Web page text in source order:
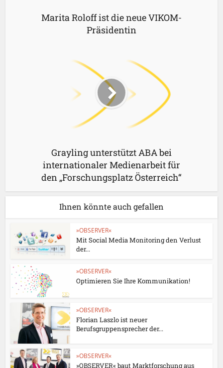
Marita Roloff ist die neue VIKOM-
Präsidentin
Grayling unterstützt ABA bei
internationaler Medienarbeit für
den „Forschungsplatz Österreich“
Ihnen könnte auch gefallen
»OBSERVER«
Mit Social Media Monitoring den Verlust
der...
»OBSERVER«
Optimieren Sie Ihre Kommunikation!
»OBSERVER«
Florian Laszlo ist neuer
Berufsgruppensprecher der...
»OBSERVER«
»OBSERVER« baut Marktforschung aus